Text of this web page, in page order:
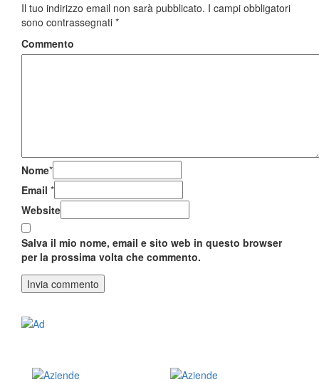
Il tuo indirizzo email non sarà pubblicato. I campi obbligatori
sono contrassegnati *
Commento
Nome*
Email *
Website
Salva il mio nome, email e sito web in questo browser
per la prossima volta che commento.